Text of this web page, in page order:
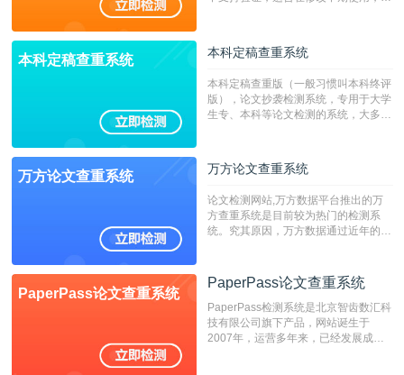
本科定稿查重系统 本科定稿查重系统
本科定稿查重版（一般习惯叫本科终评
版），论文抄袭检测系统，专用于大学
生专、本科等论文检测的系统，大多数
万方论文查重系统 万方论文查重系统
论文检测网站,万方数据平台推出的万
方查重系统是目前较为热门的检测系
统。究其原因，万方数据通过近年的发
检测系统，其真实性和权威性无可厚
非。其次，相对于知网而言，万方检测
费用少，上手容易，是学生初次论文查
重的推荐系统。
PaperPass论文查重系统
PaperPass论文查重系统
PaperPass检测系统是北京智齿数汇科
技有限公司旗下产品，网站诞生于
2007年，运营多年来，已经发展成为